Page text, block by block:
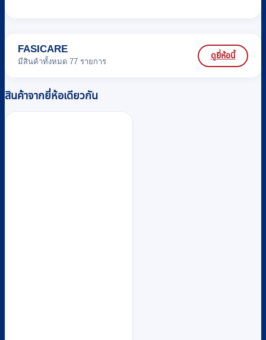
FASICARE
มีสินค้าทั้งหมด 77 รายการ
ดูยี่ห้อนี้
สินค้าจากยี่ห้อเดียวกัน